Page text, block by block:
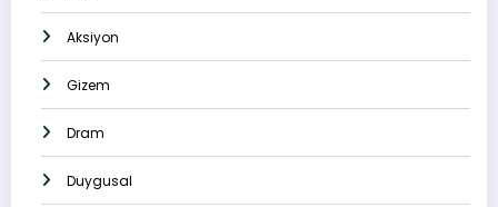
Aksiyon
Gizem
Dram
Duygusal